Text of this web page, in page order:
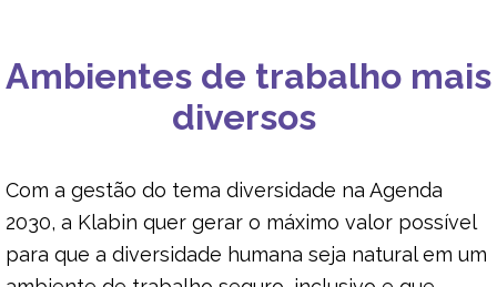
GESTÃO E ENGAJAMENTO
SAÚDE E SEGURANÇA DO TRABALHO
Ambientes de trabalho mais
diversos
Com a gestão do tema diversidade na Agenda
2030, a Klabin quer gerar o máximo valor possível
para que a diversidade humana seja natural em um